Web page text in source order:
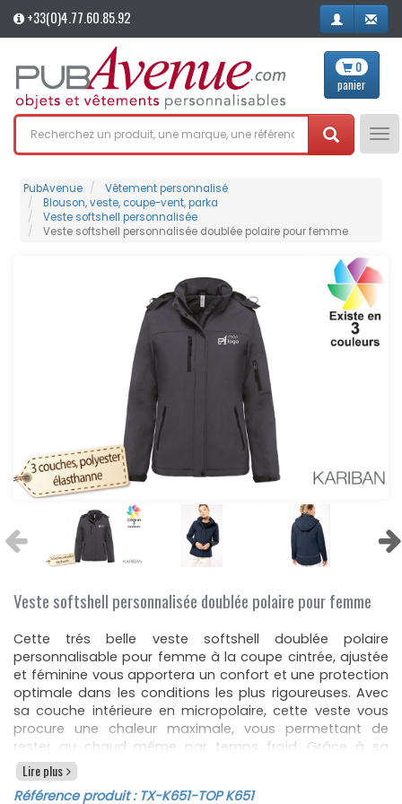
+33(0)4.77.60.85.92
0
panier
PubAvenue
Vêtement personnalisé
Blouson, veste, coupe-vent, parka
Veste softshell personnalisée
Veste softshell personnalisée doublée polaire pour femme
Veste softshell personnalisée doublée polaire pour femme
Cette trés belle veste softshell doublée polaire
personnalisable pour femme à la coupe cintrée, ajustée
et féminine vous apportera un confort et une protection
optimale dans les conditions les plus rigoureuses. Avec
sa couche intérieure en micropolaire, cette veste vous
procure une chaleur maximale, vous permettant de
rester au chaud même par temps froid. Grâce à sa
membrane intérieure respirante, cette veste assure un
maintien au sec en évacuant l'humidité et en laissant
Lire plus
Référence produit : TX-K651-TOP K651